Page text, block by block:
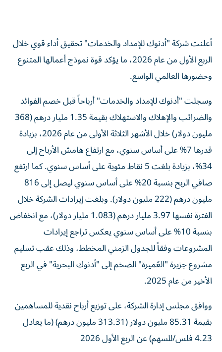
أعلنت شركة "أدنوك للإمداد والخدمات" تحقيق أداء قوي خلال
الربع الأول من عام 2026، ما يؤكد قوة نموذج أعمالها المتنوع
وحضورها العالمي الواسع.
وسجلت "أدنوك للإمداد والخدمات" أرباحاً قبل خصم الفوائد
والضرائب والإهلاك والاستهلاك بقيمة 1.35 مليار درهم (368
مليون دولار) خلال الأشهر الثلاثة الأولى من عام 2026، بزيادة
قدرها 7% على أساس سنوي، مع ارتفاع هامش الأرباح إلى
34%، بزيادة بلغت 5 نقاط مئوية على أساس سنوي. كما ارتفع
صافي الربح بنسبة 20% على أساس سنوي ليصل إلى 816
مليون درهم (222 مليون دولار). وبلغت إيرادات الشركة خلال
الفترة نفسها 3.97 مليار درهم (1.083 مليار دولار)، مع انخفاض
بنسبة 10% على أساس سنوي يعكس تراجع إيرادات
المشروعات وفقاً للجدول الزمني المخطط، وذلك عقب تسليم
مشروع جزيرة "العُميرة" الضخم إلى "أدنوك البحرية" في الربع
الأخير من عام 2025.
ووافق مجلس إدارة الشركة، على توزيع أرباح نقدية للمساهمين
بقيمة 85.31 مليون دولار (313.31 مليون درهم) (ما يعادل
4.23 فلس/للسهم) عن الربع الأول 2026